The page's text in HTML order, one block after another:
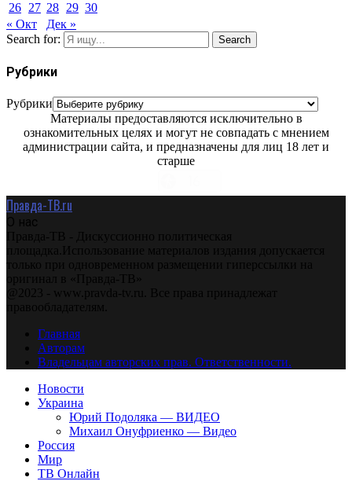
26 27 28 29 30
« Окт
Дек »
Search for:
Search
Рубрики
Рубрики
Материалы предоставляются исключительно в
ознакомительных целях и могут не совпадать с мнением
администрации сайта, и предназначены для лиц 18 лет и
старше
Правда-ТВ.ru
О нас
Правда-ТВ - Дискуссионно политическая
площадка.Использование материалов издания допускается
только при одновременном размещении гиперссылки на
оригинал в «Правда-ТВ»
@2023 - www.pravda-tv.ru. Все права принадлежат
правообладателям.
Главная
Авторам
Владельцам авторских прав. Ответственности.
Новости
Украина
Юрий Подоляка — ВИДЕО
Михаил Онуфриенко — Видео
Россия
Мир
ТВ Онлайн